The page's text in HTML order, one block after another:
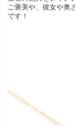
ご褒美や、彼女や奥
です！